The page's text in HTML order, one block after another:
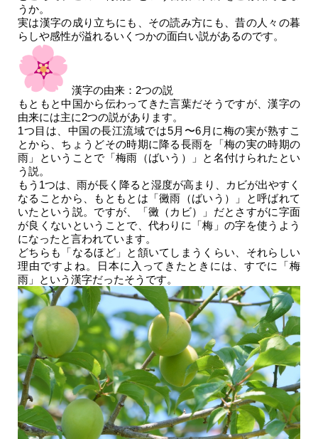
うか。
実は漢字の成り立ちにも、その読み方にも、昔の人々の暮
らしや感性が溢れるいくつかの面白い説があるのです。
漢字の由来：2つの説
もともと中国から伝わってきた言葉だそうですが、漢字の
由来には主に2つの説があります。
1つ目は、中国の長江流域では5月〜6月に梅の実が熟すこ
とから、ちょうどその時期に降る長雨を「梅の実の時期の
雨」ということで 「梅雨（ばいう）」 と名付けられたとい
う説。
もう1つは、雨が長く降ると湿度が高まり、カビが出やすく
なることから、もともとは 「黴雨（ばいう）」
と呼ばれて
いたという説。ですが、「黴（カビ）」だとさすがに字面
が良くないということで、代わりに「梅」の字を使うよう
になったと言われています。
どちらも「なるほど」と頷いてしまうくらい、それらしい
理由ですよね。日本に入ってきたときには、すでに「梅
雨」という漢字だったそうです。